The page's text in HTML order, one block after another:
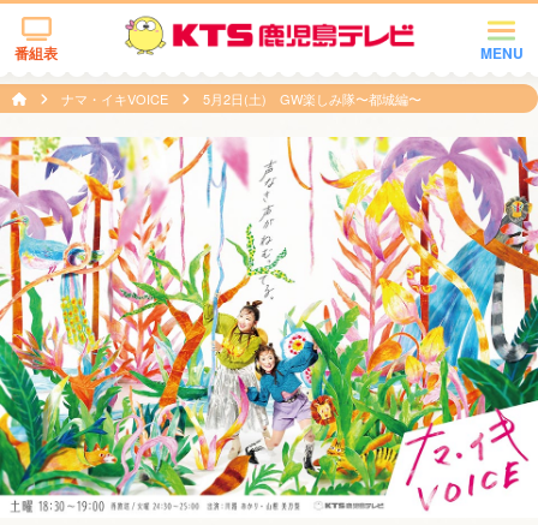
MENU
番組表
ナマ・イキVOICE 5月2日(土) GW楽しみ隊〜都城編〜